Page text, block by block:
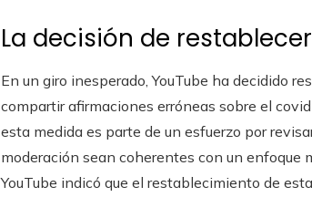
La decisión de
En un giro inesperado, YouTube ha decidido
compartir afirmaciones erróneas sobre el
esta medida es parte de un esfuerzo por
moderación sean coherentes con un enfoque
YouTube indicó que el restablecimiento de